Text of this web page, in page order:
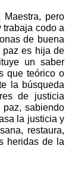
Maestra, pero
trabaja codo a
de buena
paz es hija de
un saber
que teórico o
la búsqueda
de justicia
sabiendo
la justicia y
restaura,
heridas de la